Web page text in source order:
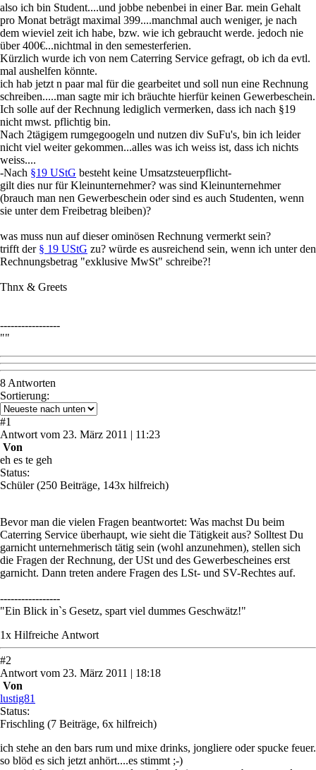
also ich bin Student....und jobbe nebenbei in einer Bar. mein Gehalt
pro Monat beträgt maximal 399....manchmal auch weniger, je nach
dem wieviel zeit ich habe, bzw. wie ich gebraucht werde. jedoch nie
über 400€...nichtmal in den semesterferien.
Kürzlich wurde ich von nem Caterring Service gefragt, ob ich da evtl.
mal aushelfen könnte.
ich hab jetzt n paar mal für die gearbeitet und soll nun eine Rechnung
schreiben.....man sagte mir ich bräuchte hierfür keinen Gewerbeschein.
Ich solle auf der Rechnung lediglich vermerken, dass ich nach §19
nicht mwst. pflichtig bin.
Nach 2tägigem rumgegoogeln und nutzen div SuFu's, bin ich leider
nicht viel weiter gekommen...alles was ich weiss ist, dass ich nichts
weiss....
-Nach §19 UStG besteht keine Umsatzsteuerpflicht-
gilt dies nur für Kleinunternehmer? was sind Kleinunternehmer
(brauch man nen Gewerbeschein oder sind es auch Studenten, wenn
sie unter dem Freibetrag bleiben)?
was muss nun auf dieser ominösen Rechnung vermerkt sein?
trifft der § 19 UStG zu? würde es ausreichend sein, wenn ich unter den
Rechnungsbetrag "exklusive MwSt" schreibe?!
Thnx & Greets
-----------------
""
8 Antworten
Sortierung:
#1
Antwort vom 23. März 2011 | 11:23
Von
eh es te geh
Status:
Schüler (250 Beiträge, 143x hilfreich)
Bevor man die vielen Fragen beantwortet: Was machst Du beim
Caterring Service überhaupt, wie sieht die Tätigkeit aus? Solltest Du
garnicht unternehmerisch tätig sein (wohl anzunehmen), stellen sich
die Fragen der Rechnung, der USt und des Gewerbescheines erst
garnicht. Dann treten andere Fragen des LSt- und SV-Rechtes auf.
-----------------
"Ein Blick in`s Gesetz, spart viel dummes Geschwätz!"
1x Hilfreiche Antwort
#2
Antwort vom 23. März 2011 | 18:18
Von
lustig81
Status:
Frischling (7 Beiträge, 6x hilfreich)
ich stehe an den bars rum und mixe drinks, jongliere oder spucke feuer.
so blöd es sich jetzt anhört....es stimmt ;-)